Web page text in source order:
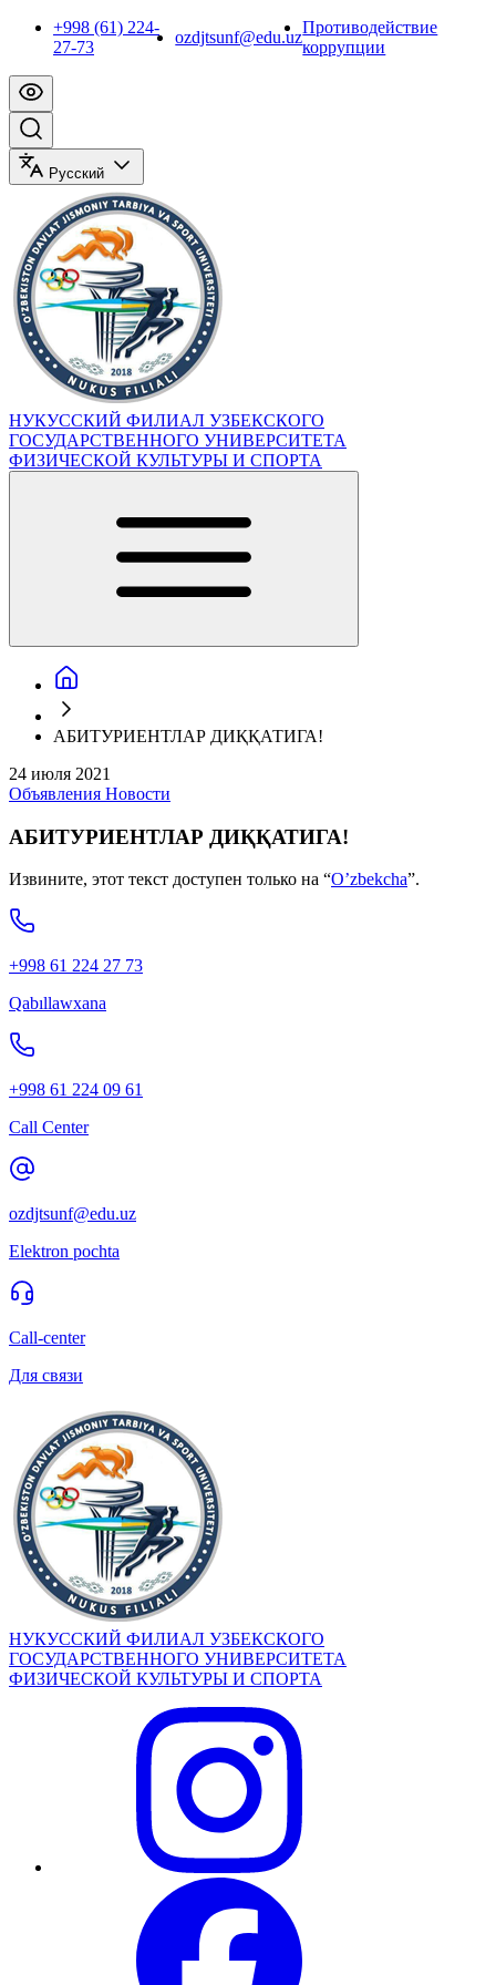
+998 (61) 224-
27-73
ozdjtsunf@edu.uz
Противодействие
коррупции
Русский
НУКУССКИЙ ФИЛИАЛ УЗБЕКСКОГО
ГОСУДАРСТВЕННОГО УНИВЕРСИТЕТА
ФИЗИЧЕСКОЙ КУЛЬТУРЫ И СПОРТА
АБИТУРИЕНТЛАР ДИҚҚАТИГА!
24 июля 2021
Объявления Новости
АБИТУРИЕНТЛАР ДИҚҚАТИГА!
Извините, этот текст доступен только на “O’zbekcha”.
+998 61 224 27 73
Qabıllawxana
+998 61 224 09 61
Call Center
ozdjtsunf@edu.uz
Elektron pochta
Call-center
Для связи
НУКУССКИЙ ФИЛИАЛ УЗБЕКСКОГО
ГОСУДАРСТВЕННОГО УНИВЕРСИТЕТА
ФИЗИЧЕСКОЙ КУЛЬТУРЫ И СПОРТА